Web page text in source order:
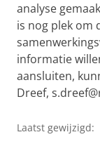
analyse
is nog plek om
informatie
aansluiten,
Dreef,
Laatst gewijzigd: